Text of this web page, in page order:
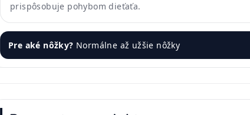
prispôsobuje pohybom dieťaťa.
Pre aké nôžky? Normálne až užšie nôžky